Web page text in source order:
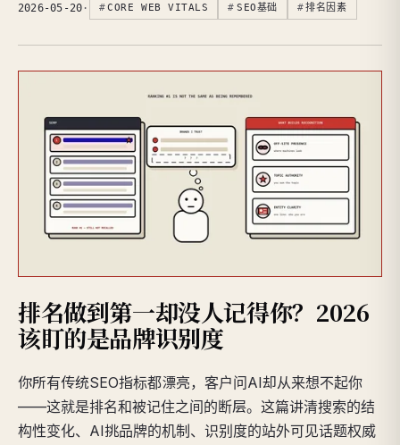
2026-05-20 · CORE WEB VITALS SEO基础 排名因素
排名做到第一却没人记得你？2026
该盯的是品牌识别度
你所有传统SEO指标都漂亮，客户问AI却从来想不起你
——这就是排名和被记住之间的断层。这篇讲清搜索的结
构性变化、AI挑品牌的机制、识别度的站外可见话题权威